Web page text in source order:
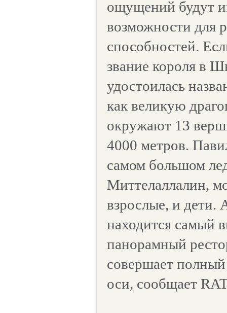
ощущений будут
возможности для
способностей.
звание короля в
удостоилась
как великую
окружают 13
4000 метров.
самом большом
Миттелаллалин,
взрослые, и дети.
находится самый
панорамный
совершает
оси, сообщает